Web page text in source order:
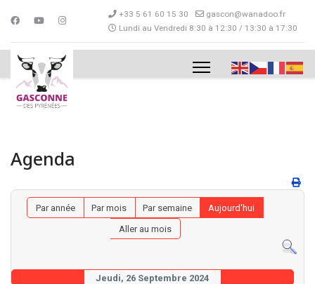
+33 5 61 60 15 30
gascon@wanadoo.fr
Lundi au Vendredi 8:30 à 12:30 / 13:30 à 17:30
Agenda
Par année Par mois Par semaine
Aujourd'hui
Aller au mois
Jeudi, 26 Septembre 2024